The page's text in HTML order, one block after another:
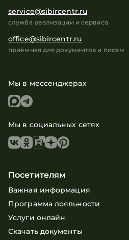
service@sibircentr.ru
служба реализации и сервиса
office@sibircentr.ru
приёмная для документов и писем
Мы в мессенджерах
Мы в социальных сетях
Посетителям
Важная информация
Программа лояльности
Услуги онлайн
Скачать документы